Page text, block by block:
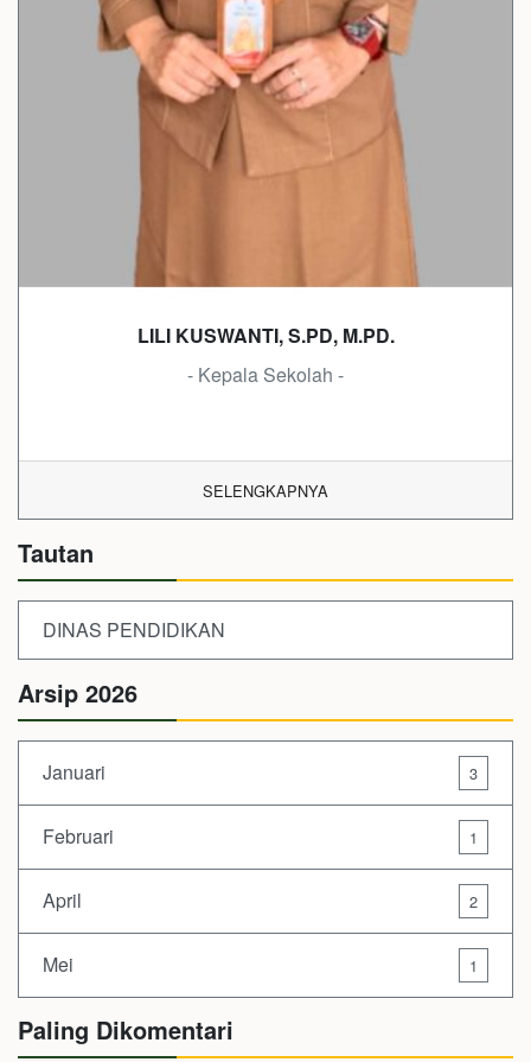
LILI KUSWANTI, S.PD, M.PD.
- Kepala Sekolah -
SELENGKAPNYA
Tautan
DINAS PENDIDIKAN
Arsip 2026
Januari 3
Februari 1
April 2
Mei 1
Paling Dikomentari